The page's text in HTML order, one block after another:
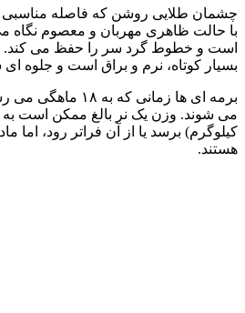
چشمان طلایی روشن که فاصله مناسبی
با حالت ظاهری مهربان و معصوم نگاه
است و خطوط گرد سر را حفظ می‌ کند.
بسیار کوتاه، نرم و براق است و جلوه‌ ای
برمه‌ ای‌ ها زمانی
کیلوگرم) برسد یا از آن فراتر رود، اما
هستند.